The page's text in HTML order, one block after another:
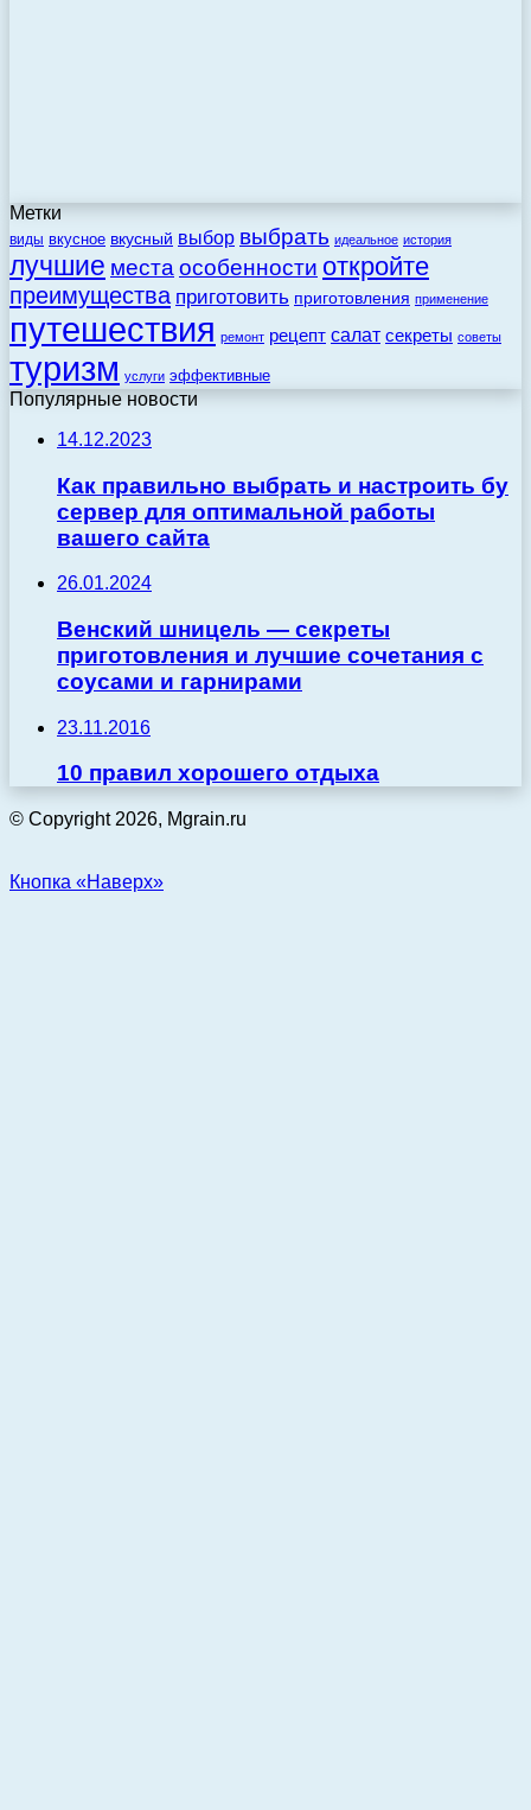
Метки
виды вкусное вкусный выбор выбрать идеальное история
лучшие места особенности откройте
преимущества приготовить приготовления применение
путешествия ремонт рецепт салат секреты советы
туризм услуги эффективные
Популярные новости
14.12.2023
Как правильно выбрать и настроить бу
сервер для оптимальной работы
вашего сайта
26.01.2024
Венский шницель — секреты
приготовления и лучшие сочетания с
соусами и гарнирами
23.11.2016
10 правил хорошего отдыха
© Copyright 2026, Mgrain.ru
Кнопка «Наверх»